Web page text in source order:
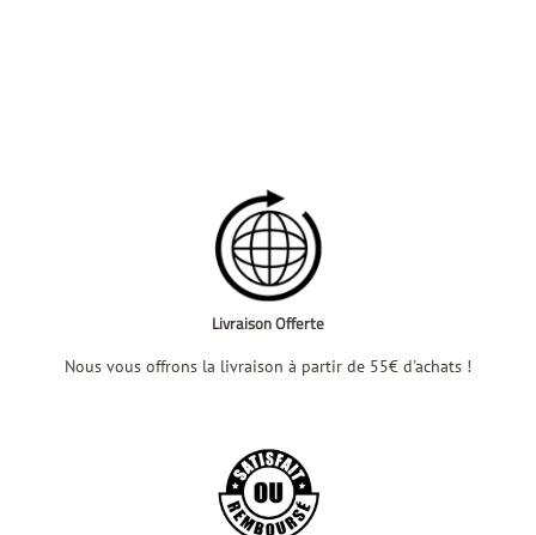
Livraison Offerte
Nous vous offrons la livraison à partir de 55€ d'achats !